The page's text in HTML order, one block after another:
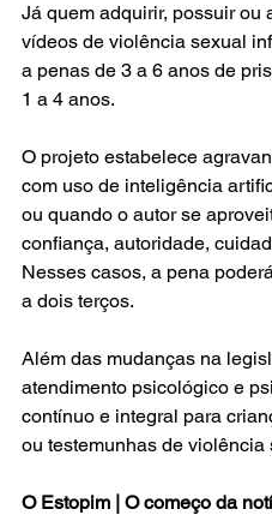
Já quem adquirir, possuir ou
vídeos de violência sexual
a penas de 3 a 6 anos de
1 a 4 anos.
O projeto estabelece
com uso de inteligência
ou quando o autor se
confiança, autoridade,
Nesses casos, a pena
a dois terços.
Além das mudanças na
atendimento psicológico e
contínuo e integral para
ou testemunhas de violência
O Estopim | O começo da